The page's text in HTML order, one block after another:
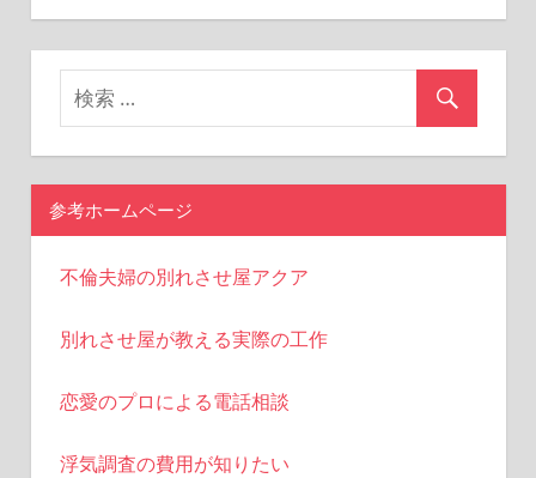
参考ホームページ
不倫夫婦の別れさせ屋アクア
別れさせ屋が教える実際の工作
恋愛のプロによる電話相談
浮気調査の費用が知りたい